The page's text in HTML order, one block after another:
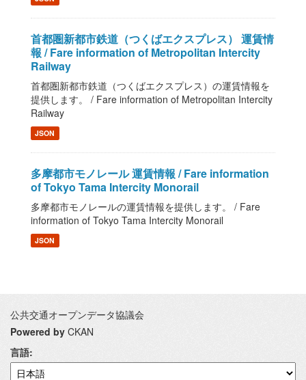
首都圏新都市鉄道（つくばエクスプレス） 運賃情
報 / Fare information of Metropolitan Intercity
Railway
首都圏新都市鉄道（つくばエクスプレス）の運賃情報を
提供します。 / Fare information of Metropolitan Intercity
Railway
JSON
多摩都市モノレール 運賃情報 / Fare information
of Tokyo Tama Intercity Monorail
多摩都市モノレールの運賃情報を提供します。 / Fare
information of Tokyo Tama Intercity Monorail
JSON
公共交通オープンデータ協議会
Powered by CKAN
言語